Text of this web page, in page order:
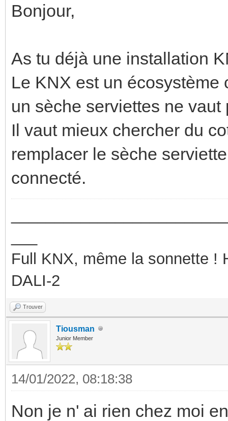
Bonjour,
As tu déjà une installation
Le KNX est un écosystème
un sèche serviettes ne vaut
Il vaut mieux chercher du
remplacer le sèche
connecté.
Full KNX, même la sonnette !
DALI-2
Trouver
Tiousman
Junior Member
14/01/2022, 08:18:38
Non je n' ai rien chez moi